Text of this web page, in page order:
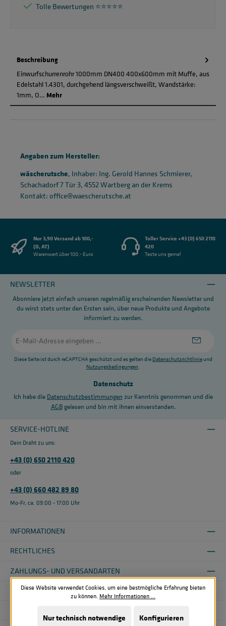
Tolle Bewertungen ⭐️⭐️⭐️⭐️⭐️
Beschreibung
Einwurfschurrenrohr 1000mm DN400 400x600mm mit Muffe, aus
Edelstahl 1.4301, durchgehend längsverschweißt, Wandstärke:
1mm, O… Mehr
Angaben zum Hersteller:
wäscherutsche, Inhaber: Ing. Gerold Hannes Schmierer,
Schachadorf 7 Tür 3, 4552 Wartberg an der Krems
Kontakt: office@waescherutsche.at
Nur 3,90 Versand ab 100,-
(D, AT)
Warenwert über 100,- Euro
Toller Service +43 (0) 650 2110
420
Teste uns gerne!
NEWSLETTER
Abonniere jetzt einfach unseren regelmäßig erscheinenden Newsletter und
du wirst stets unter den Ersten sein, über neue Produkte und Angebote
informiert zu werden.
Mail-
*Diese Seite ist durch reCAPTCHA geschützt und es gelten die Datenschutzrichtlinieund
Nutzungsbedingungen.
Datenschutz
Ich habe die Datenschutzbestimmungen
zur Kenntnis genommen und die
AGBgelesen und bin mit ihnen einverstanden.
SERVICE-HOTLINE
Dein Draht zu uns:
+43 (0) 650 2110 420
oder
+43 (0) 660 482 89 80
Mo-Fr, ca. 09:00 - 17:00 Uhr
INFORMATIONEN
RECHTLICHES
ZAHLUNGS- UND VERSANDARTEN
ÜBER UNS
Diese Website verwendet Cookies, um eine bestmögliche Erfahrung bieten
zu können. Mehr Informationen ...
Nur technisch notwendige Konfigurieren